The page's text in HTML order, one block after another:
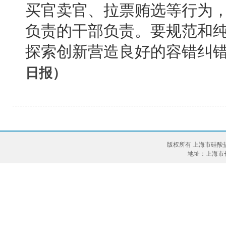
买官卖官、拉票贿选等行为
负责的干部负责。要规范和
探索创新营造良好的容错纠
日报）
版权所有 上海市硅酸
地址：上海市